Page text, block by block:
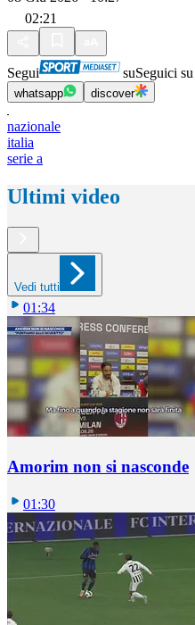
02:21
Segui suSeguici su
whatsapp discover
nazionale
italia
serie a
Ultimi video
Vedi tutti
01:34
Amorim non si nasconde
01:30